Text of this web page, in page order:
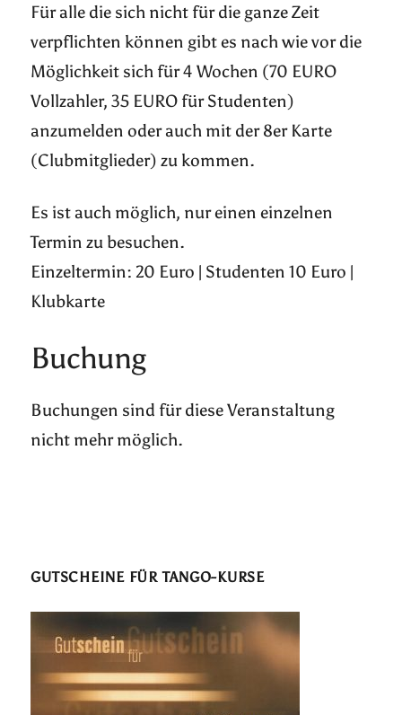
Für alle die sich nicht für die ganze Zeit
verpflichten können gibt es nach wie vor die
Möglichkeit sich für 4 Wochen (70 EURO
Vollzahler, 35 EURO für Studenten)
anzumelden oder auch mit der 8er Karte
(Clubmitglieder) zu kommen.
Es ist auch möglich, nur einen einzelnen
Termin zu besuchen.
Einzeltermin: 20 Euro | Studenten 10 Euro |
Klubkarte
Buchung
Buchungen sind für diese Veranstaltung
nicht mehr möglich.
GUTSCHEINE FÜR TANGO-KURSE